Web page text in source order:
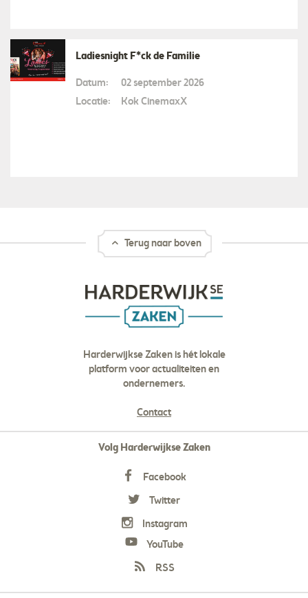
Ladiesnight F*ck de Familie
Datum:
02 september 2026
Locatie:
Kok CinemaxX
Terug naar boven
Harderwijkse Zaken is hét lokale
platform voor actualiteiten en
ondernemers.
Contact
Volg Harderwijkse Zaken
Facebook
Twitter
Instagram
YouTube
RSS